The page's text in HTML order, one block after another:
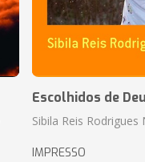
Escolhidos de
Sibila Reis
IMPRESSO